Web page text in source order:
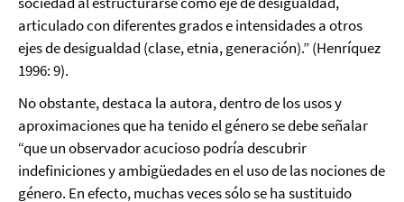
articulado con diferentes grados e intensidades a otros
ejes de desigualdad (clase, etnia, generación).” (Henríquez
1996: 9).
No obstante, destaca la autora, dentro de los usos y
aproximaciones que ha tenido el género se debe señalar
“que un observador acucioso podría descubrir
indefiniciones y ambigüedades en el uso de las nociones de
género. En efecto, muchas veces sólo se ha sustituido